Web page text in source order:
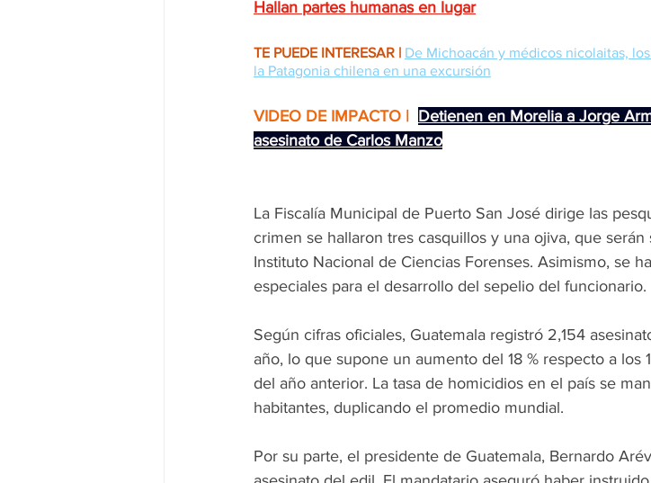
Hallan partes humanas en lugar
TE PUEDE INTERESAR | De Michoacán y médicos nicolaitas,
la Patagonia chilena en una excursión
VIDEO DE IMPACTO |
Detienen en Morelia a Jorge
asesinato de Carlos Manzo
La Fiscalía Municipal de Puerto San José dirige las
crimen se hallaron tres casquillos y una ojiva, que
Instituto Nacional de Ciencias Forenses. Asimismo, se
especiales para el desarrollo del sepelio del funcionario.
Según cifras oficiales, Guatemala registró 2,154
año, lo que supone un aumento del 18 % respecto a los
del año anterior. La tasa de homicidios en el país se
habitantes, duplicando el promedio mundial.
Por su parte, el presidente de Guatemala, Bernardo